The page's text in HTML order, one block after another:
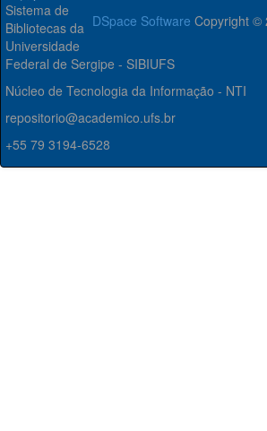
DSpace Software Copyright ©
Sistema de
Bibliotecas da
Universidade
Federal de Sergipe - SIBIUFS
Núcleo de Tecnologia da Informação - NTI
repositorio@academico.ufs.br
+55 79 3194-6528